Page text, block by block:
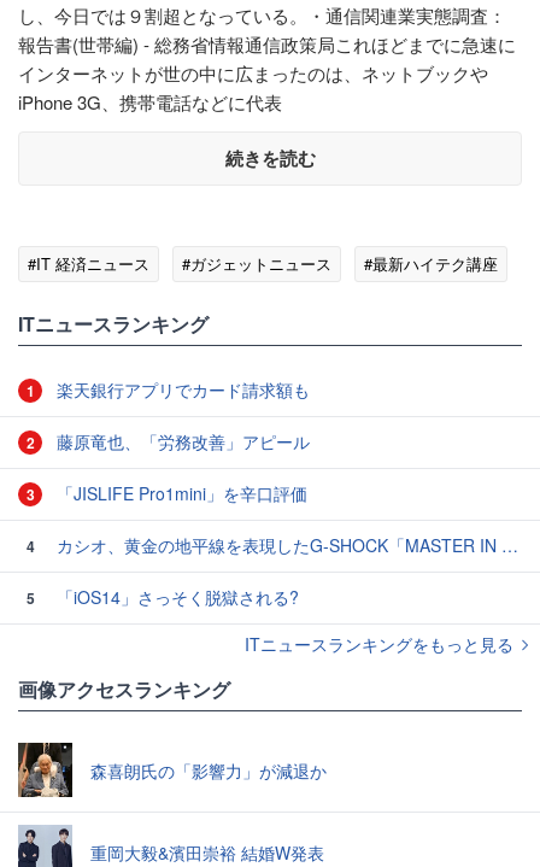
し、今日では９割超となっている。・通信関連業実態調査：
報告書(世帯編) - 総務省情報通信政策局これほどまでに急速に
インターネットが世の中に広まったのは、ネットブックや
iPhone 3G、携帯電話などに代表
続きを読む
#IT 経済ニュース #ガジェットニュース #最新ハイテク講座
ITニュースランキング
1 楽天銀行アプリでカード請求額も
2 藤原竜也、「労務改善」アピール
3 「JISLIFE Pro1mini」を辛口評価
4 カシオ、黄金の地平線を表現したG-SHOCK「MASTER IN HORIZON GOLD」3モデル
5
「iOS14」さっそく脱獄される?
ITニュースランキングをもっと見る
画像アクセスランキング
森喜朗氏の「影響力」が減退か
重岡大毅&濱田崇裕 結婚W発表